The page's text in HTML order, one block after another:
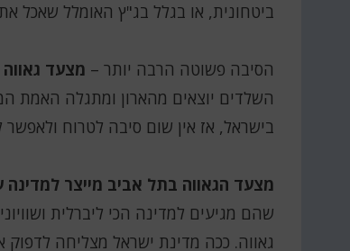
ביטחונית, או בגלל בג"ץ האומלל שאכל
הסיבה פשוטה הרבה יותר – מצעד
השלדים יוצאים מהארון ומתגלה האמת
בישראל, אז אין שום סיבה לטרוח ולאפשר
מצעד הגאווה בתל אביב מייצר למדינה
שהם מגיעים למדינה הכי ליברלית
גאווה. ככה מדינת ישראל מצליחה